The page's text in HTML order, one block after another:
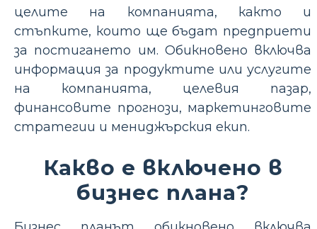
целите на компанията, както и
стъпките, които ще бъдат предприети
за постигането им. Обикновено включва
информация за продуктите или услугите
на компанията, целевия пазар,
финансовите прогнози, маркетинговите
стратегии и мениджърския екип.
Какво е включено в
бизнес плана?